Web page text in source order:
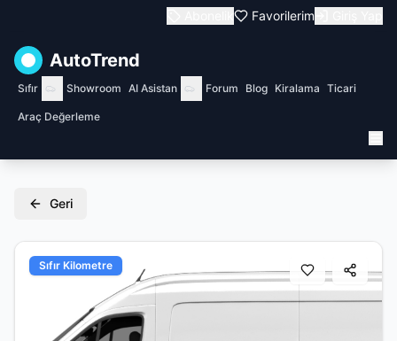
Favorilerim
AutoTrend
Sıfır Showroom AI Asistan Forum Blog Kiralama Ticari
Araç Değerleme
Geri
Sıfır Kilometre